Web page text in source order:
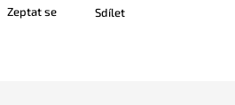
Zeptat se Sdílet